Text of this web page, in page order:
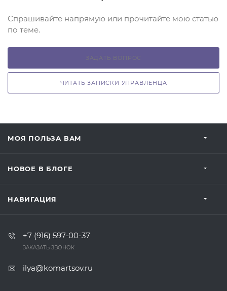
Спрашивайте напрямую или прочитайте мою статью
по теме.
ЗАДАТЬ ВОПРОС
ЧИТАТЬ ЗАПИСКИ УПРАВЛЕНЦА
МОЯ ПОЛЬЗА ВАМ
НОВОЕ В БЛОГЕ
НАВИГАЦИЯ
+7 (916) 597-00-37‬
ЗАКАЗАТЬ ЗВОНОК
ilya@komartsov.ru